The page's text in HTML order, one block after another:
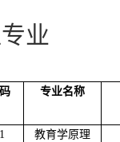
业
专业名称
教育学原理